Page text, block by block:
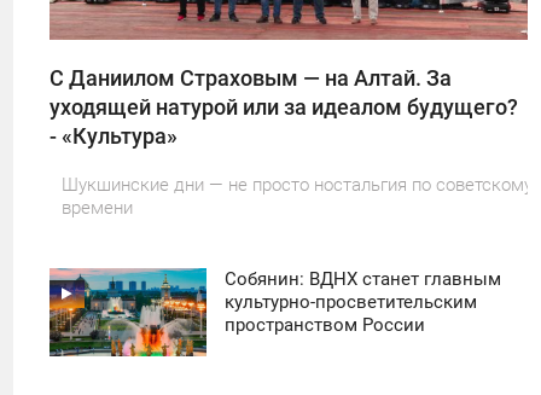
С Даниилом Страховым — на Алтай. За
уходящей натурой или за идеалом будущего?
- «Культура»
Шукшинские дни — не просто ностальгия по советскому
времени
Собянин: ВДНХ станет главным
культурно-просветительским
пространством России